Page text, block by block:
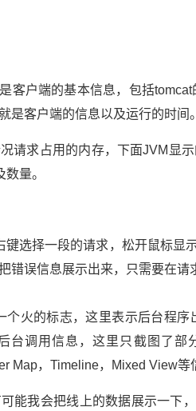
客户端的基本信息，包括
是客户端的信息以及运行的时间。
请求占用的内存，下面JVM显
量。
选择一段的请求，松开鼠标显
错误信息展示出来，只需要在请
个火的标志，这里表示后台程
台调用信息，这里只截图了部
Map，Timeline，Mixed View等
能我会把线上的数据展示一下